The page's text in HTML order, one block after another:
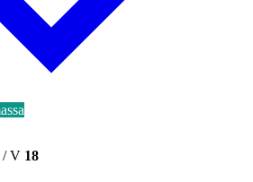
/ V 18